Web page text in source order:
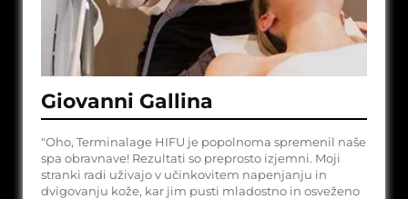
Giovanni Gallina
"Oho, Terminalage HIFU je popolnoma spremenil naše
spa obravnave! Rezultati so preprosto izjemni. Moji
stranki radi uživajo v učinkovitem napenjanju in
dvigovanju kože, kar jim pusti mladostno in osveženo